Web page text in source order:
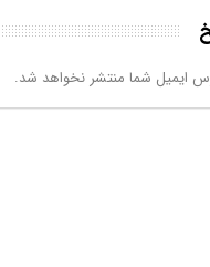
ایمیل شما منتشر نخواهد شد.